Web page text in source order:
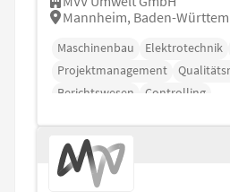
Mannheim, Baden-
Maschinenbau Elektrotechnik
Projektmanagement
Berichtswesen
Controlling